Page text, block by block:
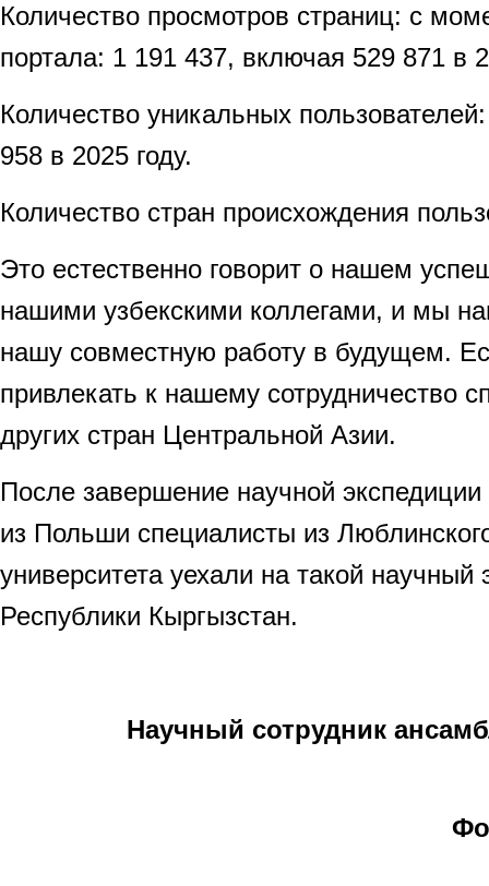
Количество просмотров страниц: с
портала: 1 191 437, включая 529 871 в
Количество уникальных
958 в 2025 году.
Количество стран происхождения
Это естественно говорит о нашем
нашими узбекскими коллегами, и мы
нашу совместную работу в будущем.
привлекать к нашему сотрудничество
других стран Центральной Азии.
После завершение научной экспедиции
из Польши специалисты из
университета уехали на такой научный
Республики Кыргызстан.
Научный сотрудник